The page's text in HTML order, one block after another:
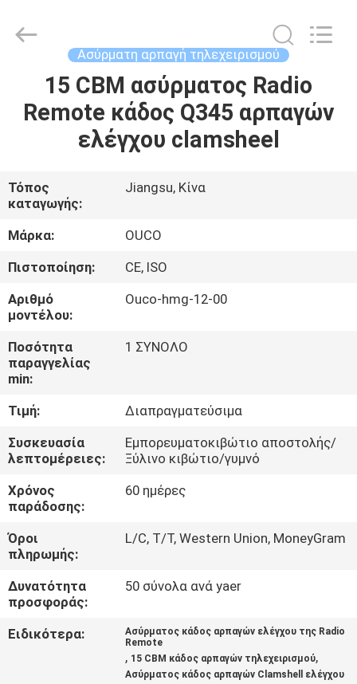
ΣΠΊΤΙ
ΠΡΟΪΌΝΤΑ
ΒΊΝΤΕΟ
ΕΜΦΆΝΙΣΗ
VR
ΣΧΕΤΙΚΆ
ΜΕ
ΕΜΆΣ
ΕΠΙΣΚΈΨΕΙΣ
ΣΤΟ
ΕΡΓΟΣΤΆΣΙΟ
ΈΛΕΓΧΟΣ
ΠΟΙΌΤΗΤΑΣ
ΕΙΔΉΣΕΙΣ
GROUP
Ασύρματη αρπαγή τηλεχειρισμού
15 CBM ασύρματος Radio
Remote κάδος Q345 αρπαγών
ελέγχου clamsheel
Τόπος
καταγωγής:
Jiangsu, Κίνα
Μάρκα:
OUCO
Πιστοποίηση:
CE, ISO
Αριθμό
μοντέλου:
Ouco-hmg-12-00
Ποσότητα
παραγγελίας
min:
1 ΣΥΝΟΛΟ
Τιμή:
Διαπραγματεύσιμα
Συσκευασία
λεπτομέρειες:
Εμπορευματοκιβώτιο αποστολής/
Ξύλινο κιβώτιο/γυμνό
Χρόνος
παράδοσης:
60 ημέρες
Όροι
πληρωμής:
L/C, T/T, Western Union, MoneyGram
Δυνατότητα
προσφοράς:
50 σύνολα ανά yaer
Ειδικότερα:
Ασύρματος κάδος αρπαγών ελέγχου της Radio
Remote
, 15 CBM κάδος αρπαγών τηλεχειρισμού,
Ασύρματος κάδος αρπαγών Clamshell ελέγχου